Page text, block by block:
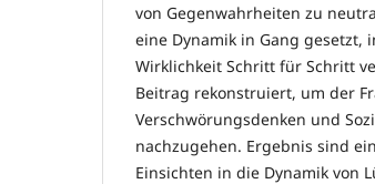
von Gegenwahrheiten zu
eine Dynamik in Gang gesetzt,
Wirklichkeit Schritt für Schritt
Beitrag rekonstruiert, um der
Verschwörungsdenken und
nachzugehen. Ergebnis sind
Einsichten in die Dynamik von